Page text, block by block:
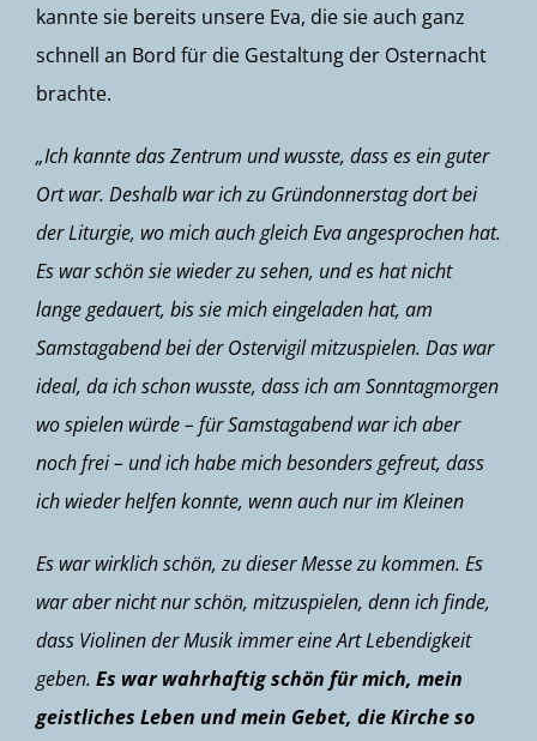
kannte sie bereits unsere Eva, die sie auch ganz
schnell an Bord für die Gestaltung der Osternacht
brachte.
„Ich kannte das Zentrum und wusste, dass es ein guter
Ort war. Deshalb war ich zu Gründonnerstag dort bei
der Liturgie, wo mich auch gleich Eva angesprochen hat.
Es war schön sie wieder zu sehen, und es hat nicht
lange gedauert, bis sie mich eingeladen hat, am
Samstagabend bei der Ostervigil mitzuspielen. Das war
ideal, da ich schon wusste, dass ich am Sonntagmorgen
wo spielen würde – für Samstagabend war ich aber
noch frei – und ich habe mich besonders gefreut, dass
ich wieder helfen konnte, wenn auch nur im Kleinen
Es war wirklich schön, zu dieser Messe zu kommen. Es
war aber nicht nur schön, mitzuspielen, denn ich finde,
dass Violinen der Musik immer eine Art Lebendigkeit
geben. Es war wahrhaftig schön für mich, mein
geistliches Leben und mein Gebet, die Kirche so